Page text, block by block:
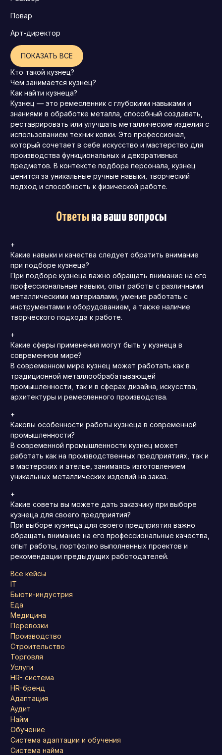
Повар
Арт-директор
ПОКАЗАТЬ ВСЕ
Кто такой кузнец?
Чем занимается кузнец?
Как найти кузнеца?
Кузнец — это ремесленник с глубокими навыками и
знаниями в обработке металла, способный создавать,
реставрировать или улучшать металлические изделия с
использованием техник ковки. Это профессионал,
который сочетает в себе искусство и мастерство для
производства функциональных и декоративных
предметов. В контексте подбора персонала, кузнец
ценится за уникальные ручные навыки, творческий
подход и способность к физической работе.
Ответына ваши вопросы
+
Какие навыки и качества следует обратить внимание
при подборе кузнеца?
При подборе кузнеца важно обращать внимание на его
профессиональные навыки, опыт работы с различными
металлическими материалами, умение работать с
инструментами и оборудованием, а также наличие
творческого подхода к работе.
+
Какие сферы применения могут быть у кузнеца в
современном мире?
В современном мире кузнец может работать как в
традиционной металлообрабатывающей
промышленности, так и в сферах дизайна, искусства,
архитектуры и ремесленного производства.
+
Каковы особенности работы кузнеца в современной
промышленности?
В современной промышленности кузнец может
работать как на производственных предприятиях, так и
в мастерских и ателье, занимаясь изготовлением
уникальных металлических изделий на заказ.
+
Какие советы вы можете дать заказчику при выборе
кузнеца для своего предприятия?
При выборе кузнеца для своего предприятия важно
обращать внимание на его профессиональные качества,
опыт работы, портфолио выполненных проектов и
рекомендации предыдущих работодателей.
Все кейсы
IT
Бьюти-индустрия
Еда
Медицина
Перевозки
Производство
Строительство
Торговля
Услуги
HR- система
HR-бренд
Адаптация
Аудит
Найм
Обучение
Система адаптации и обучения
Система найма